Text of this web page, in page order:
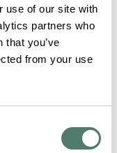
use of our site with
partners who
that you’ve
from your use